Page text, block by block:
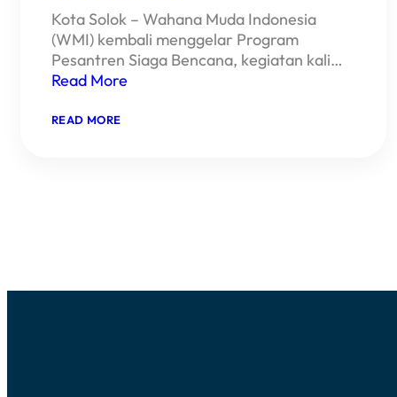
Kota Solok – Wahana Muda Indonesia
(WMI) kembali menggelar Program
Pesantren Siaga Bencana, kegiatan kali…
Read More
READ MORE:
BARAT